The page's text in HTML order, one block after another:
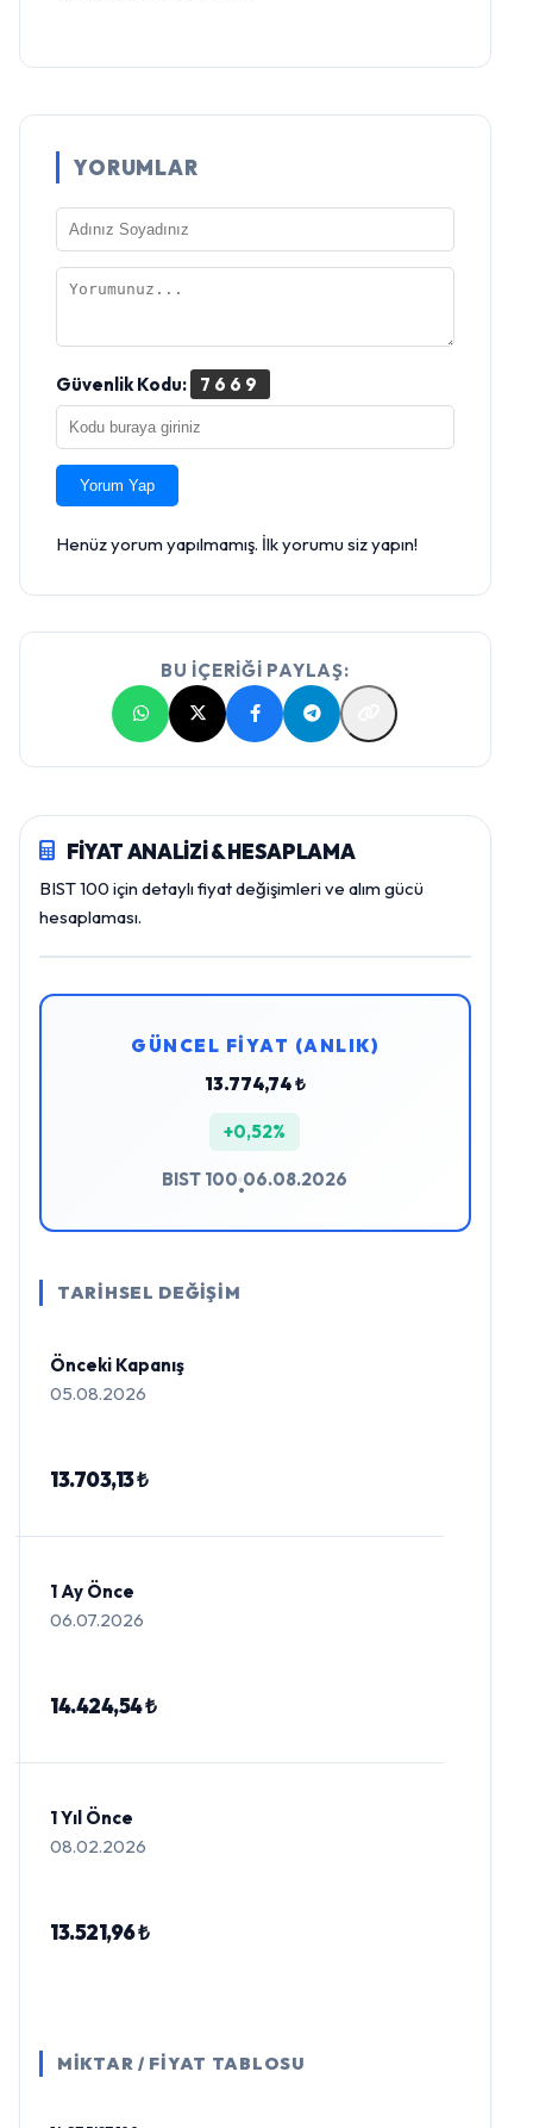
YORUMLAR
Güvenlik Kodu: 7669
Yorum Yap
Henüz yorum yapılmamış. İlk yorumu siz yapın!
BU İÇERİĞİ PAYLAŞ:
FİYAT ANALİZİ & HESAPLAMA
BIST 100 için detaylı fiyat değişimleri ve alım gücü
hesaplaması.
GÜNCEL FİYAT (ANLIK)
13.774,74 ₺
+0,52%
BIST 100
•
06.08.2026
TARİHSEL DEĞİŞİM
Önceki Kapanış
05.08.2026
13.703,13 ₺
1 Ay Önce
06.07.2026
14.424,54 ₺
1 Yıl Önce
08.02.2026
13.521,96 ₺
MİKTAR / FİYAT TABLOSU